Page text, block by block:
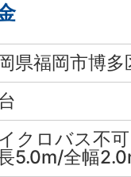
県福岡市博
クロバス不
5.0m/全幅